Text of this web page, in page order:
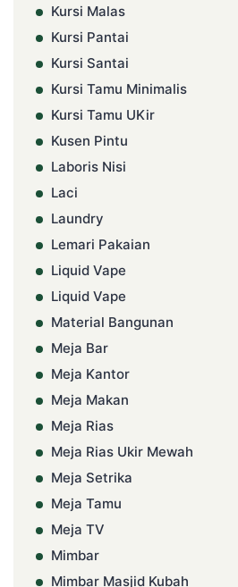
Kursi Malas
Kursi Pantai
Kursi Santai
Kursi Tamu Minimalis
Kursi Tamu UKir
Kusen Pintu
Laboris Nisi
Laci
Laundry
Lemari Pakaian
Liquid Vape
Liquid Vape
Material Bangunan
Meja Bar
Meja Kantor
Meja Makan
Meja Rias
Meja Rias Ukir Mewah
Meja Setrika
Meja Tamu
Meja TV
Mimbar
Mimbar Masjid Kubah